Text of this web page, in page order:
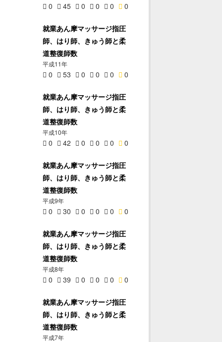
0 45 0 0 0 0
就業あん摩マッサージ指圧
師、はり師、きゅう師と柔
道整復師数
平成11年
0 53 0 0 0 0
就業あん摩マッサージ指圧
師、はり師、きゅう師と柔
道整復師数
平成10年
0 42 0 0 0 0
就業あん摩マッサージ指圧
師、はり師、きゅう師と柔
道整復師数
平成9年
0 30 0 0 0 0
就業あん摩マッサージ指圧
師、はり師、きゅう師と柔
道整復師数
平成8年
0 39 0 0 0 0
就業あん摩マッサージ指圧
師、はり師、きゅう師と柔
道整復師数
平成7年